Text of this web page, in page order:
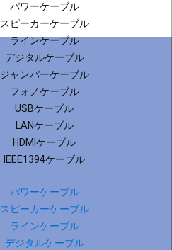
パワーケーブル
スピーカーケーブル
ラインケーブル
デジタルケーブル
ジャンパーケーブル
フォノケーブル
USBケーブル
LANケーブル
HDMIケーブル
IEEE1394ケーブル
パワーケーブル
スピーカーケーブル
ラインケーブル
デジタルケーブル